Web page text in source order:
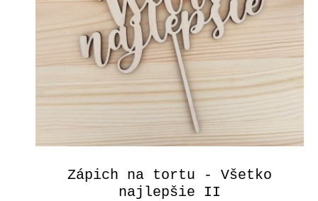
Zápich na tortu - Všetko
najlepšie II